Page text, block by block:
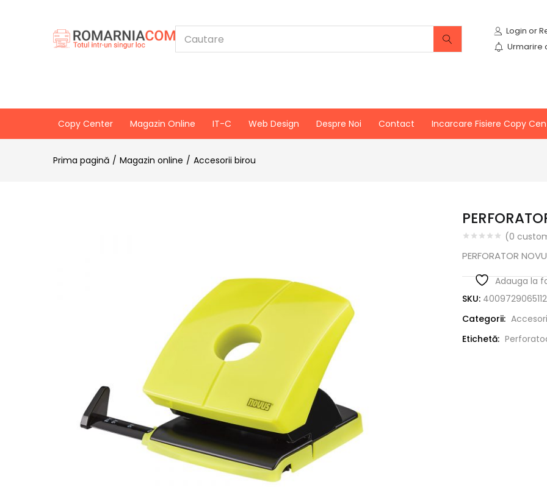
Urmarire
Copy Center Magazin Online IT-C Web Design Despre Noi Contact Incarcare Fisiere Copy
Prima pagină Magazin online Accesorii birou
(0
PERFORATOR
Adauga la
SKU: 4009729065112
Categorii:
Etichetă: